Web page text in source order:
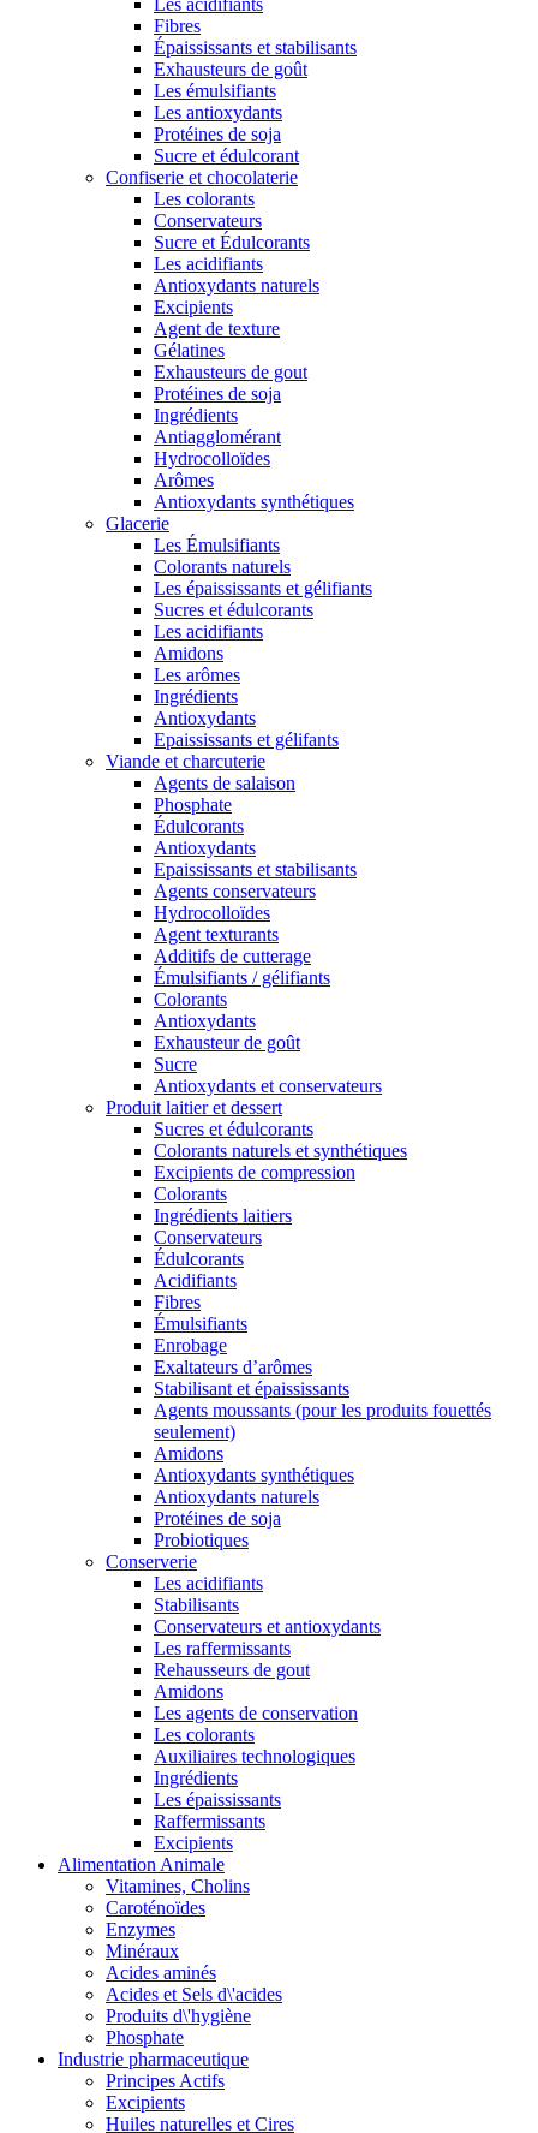
Les acidifiants
Fibres
Épaississants et stabilisants
Exhausteurs de goût
Les émulsifiants
Les antioxydants
Protéines de soja
Sucre et édulcorant
Confiserie et chocolaterie
Les colorants
Conservateurs
Sucre et Édulcorants
Les acidifiants
Antioxydants naturels
Excipients
Agent de texture
Gélatines
Exhausteurs de gout
Protéines de soja
Ingrédients
Antiagglomérant
Hydrocolloïdes
Arômes
Antioxydants synthétiques
Glacerie
Les Émulsifiants
Colorants naturels
Les épaississants et gélifiants
Sucres et édulcorants
Les acidifiants
Amidons
Les arômes
Ingrédients
Antioxydants
Epaississants et gélifants
Viande et charcuterie
Agents de salaison
Phosphate
Édulcorants
Antioxydants
Epaississants et stabilisants
Agents conservateurs
Hydrocolloïdes
Agent texturants
Additifs de cutterage
Émulsifiants / gélifiants
Colorants
Antioxydants
Exhausteur de goût
Sucre
Antioxydants et conservateurs
Produit laitier et dessert
Sucres et édulcorants
Colorants naturels et synthétiques
Excipients de compression
Colorants
Ingrédients laitiers
Conservateurs
Édulcorants
Acidifiants
Fibres
Émulsifiants
Enrobage
Exaltateurs d’arômes
Stabilisant et épaississants
Agents moussants (pour les produits fouettés
seulement)
Amidons
Antioxydants synthétiques
Antioxydants naturels
Protéines de soja
Probiotiques
Conserverie
Les acidifiants
Stabilisants
Conservateurs et antioxydants
Les raffermissants
Rehausseurs de gout
Amidons
Les agents de conservation
Les colorants
Auxiliaires technologiques
Ingrédients
Les épaississants
Raffermissants
Excipients
Alimentation Animale
Vitamines, Cholins
Caroténoïdes
Enzymes
Minéraux
Acides aminés
Acides et Sels d\'acides
Produits d\'hygiène
Phosphate
Industrie pharmaceutique
Principes Actifs
Excipients
Huiles naturelles et Cires